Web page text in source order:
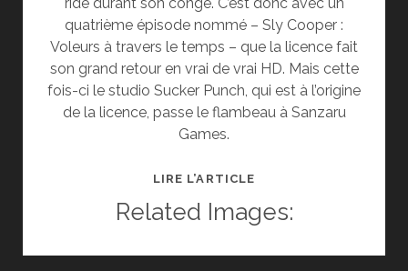
quatrième épisode nommé – Sly Cooper :
Voleurs à travers le temps – que la licence fait
son grand retour en vrai de vrai HD. Mais cette
fois-ci le studio Sucker Punch, qui est à l’origine
de la licence, passe le flambeau à Sanzaru
Games.
LIRE L’ARTICLETEST
SLY
Related Images: